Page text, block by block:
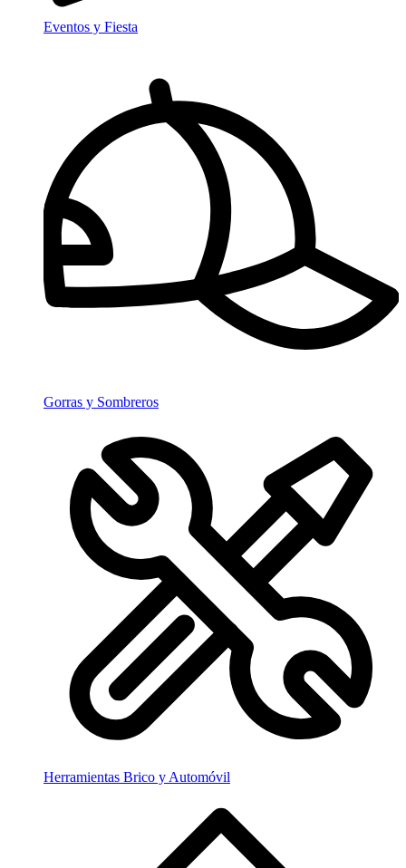
Eventos y Fiesta
Gorras y Sombreros
Herramientas Brico y Automóvil